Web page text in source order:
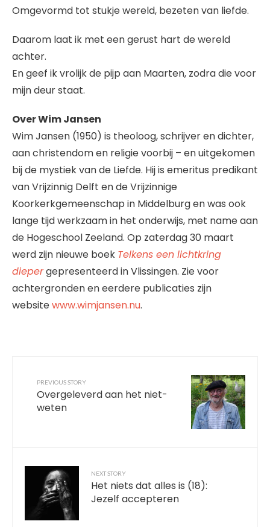
Omgevormd tot stukje wereld, bezeten van liefde.
Daarom laat ik met een gerust hart de wereld
achter.
En geef ik vrolijk de pijp aan Maarten, zodra die voor
mijn deur staat.
Over Wim Jansen
Wim Jansen (1950) is theoloog, schrijver en dichter,
aan christendom en religie voorbij – en uitgekomen
bij de mystiek van de Liefde. Hij is emeritus predikant
van Vrijzinnig Delft en de Vrijzinnige
Koorkerkgemeenschap in Middelburg en was ook
lange tijd werkzaam in het onderwijs, met name aan
de Hogeschool Zeeland. Op zaterdag 30 maart
werd zijn nieuwe boek Telkens een lichtkring
diepergepresenteerd in Vlissingen. Zie voor
achtergronden en eerdere publicaties zijn
websitewww.wimjansen.nu.
PREVIOUS STORY
Overgeleverd aan het niet-
weten
NEXT STORY
Het niets dat alles is (18):
Jezelf accepteren